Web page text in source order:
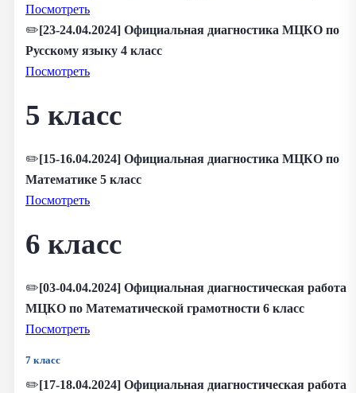
Посмотреть
✏️[23-24.04.2024] Официальная диагностика МЦКО по
Русскому языку 4 класс
Посмотреть
5 класс
✏️[15-16.04.2024] Официальная диагностика МЦКО по
Математике 5 класс
Посмотреть
6 класс
✏️[03-04.04.2024] Официальная диагностическая работа
МЦКО по Математической грамотности 6 класс
Посмотреть
7 класс
✏️[17-18.04.2024] Официальная диагностическая работа